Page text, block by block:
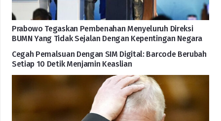
Prabowo Tegaskan Pembenahan Menyeluruh Direksi
BUMN Yang Tidak Sejalan Dengan Kepentingan Negara
Cegah Pemalsuan Dengan SIM Digital: Barcode Berubah
Setiap 10 Detik Menjamin Keaslian